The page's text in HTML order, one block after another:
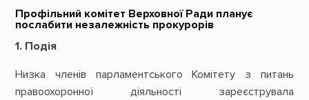
Профільний комітет Верховної Ради планує
послабити незалежність прокурорів
1. Подія
Низка членів парламентського Комітету з питань
правоохоронної діяльності зареєструвала